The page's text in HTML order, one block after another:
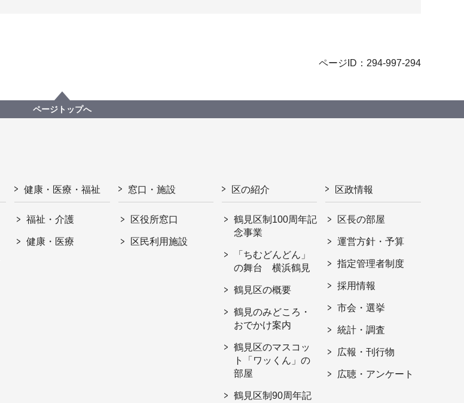
ページID：294-997-294
ページトップへ
健康・医療・福祉
福祉・介護
健康・医療
窓口・施設
区役所窓口
区民利用施設
区の紹介
鶴見区制100周年記
念事業
「ちむどんどん」
の舞台 横浜鶴見
鶴見区の概要
鶴見のみどころ・
おでかけ案内
鶴見区のマスコッ
ト「ワッくん」の
部屋
鶴見区制90周年記
区政情報
区長の部屋
運営方針・予算
指定管理者制度
採用情報
市会・選挙
統計・調査
広報・刊行物
広聴・アンケート